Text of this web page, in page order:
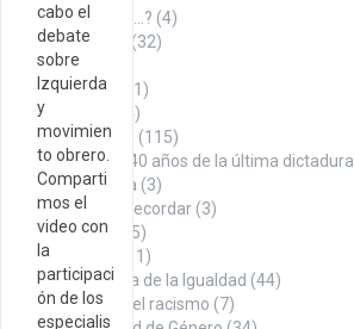
cabo el
debate
sobre
Izquierda
y
movimien
to obrero.
Comparti
mos el
video con
la
participaci
ón de los
especialis
¿Sabías que…? (4)
Aniversario
(32)
Armenia
Cita del día
(1)
Cultura
(144)
Historia
(115)
A 40 años de la última dictadura
La Roca (3)
Datos para recordar (3)
Denuncia
(75)
Economía
(11)
En búsqueda de la Igualdad (44)
Contra el racismo (7)